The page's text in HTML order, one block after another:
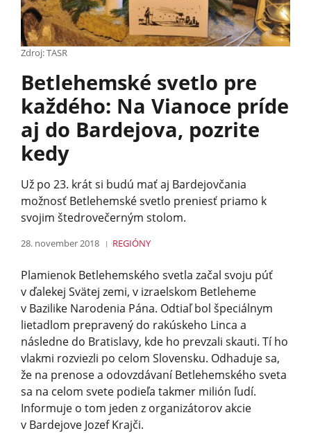
Zdroj: TASR
Betlehemské svetlo pre
každého: Na Vianoce príde
aj do Bardejova, pozrite
kedy
Už po 23. krát si budú mať aj Bardejovčania
možnosť Betlehemské svetlo preniesť priamo k
svojim štedrovečerným stolom.
28. november 2018 REGIÓNY
Plamienok Betlehemského svetla začal svoju púť
v ďalekej Svätej zemi, v izraelskom Betleheme
v Bazilike Narodenia Pána. Odtiaľ bol špeciálnym
lietadlom prepravený do rakúskeho Linca a
následne do Bratislavy, kde ho prevzali skauti. Tí ho
vlakmi rozviezli po celom Slovensku. Odhaduje sa,
že na prenose a odovzdávaní Betlehemského sveta
sa na celom svete podieľa takmer milión ľudí.
Informuje o tom jeden z organizátorov akcie
v Bardejove Jozef Krajči.